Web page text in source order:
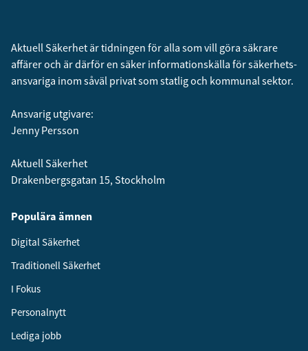
Aktuell Säkerhet är tidningen för alla som vill göra säkrare
affärer och är därför en säker informationskälla för säkerhets­
ansvariga inom såväl privat som statlig och kommunal sektor.
Ansvarig utgivare:
Jenny Persson
Aktuell Säkerhet
Drakenbergsgatan 15, Stockholm
Populära ämnen
Digital Säkerhet
Traditionell Säkerhet
I Fokus
Personalnytt
Lediga jobb